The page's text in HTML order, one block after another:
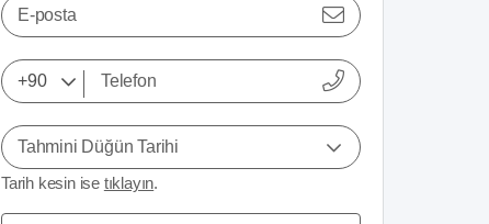
E-posta
Tahmini Düğün Tarihi
Tarih kesin ise tıklayın.